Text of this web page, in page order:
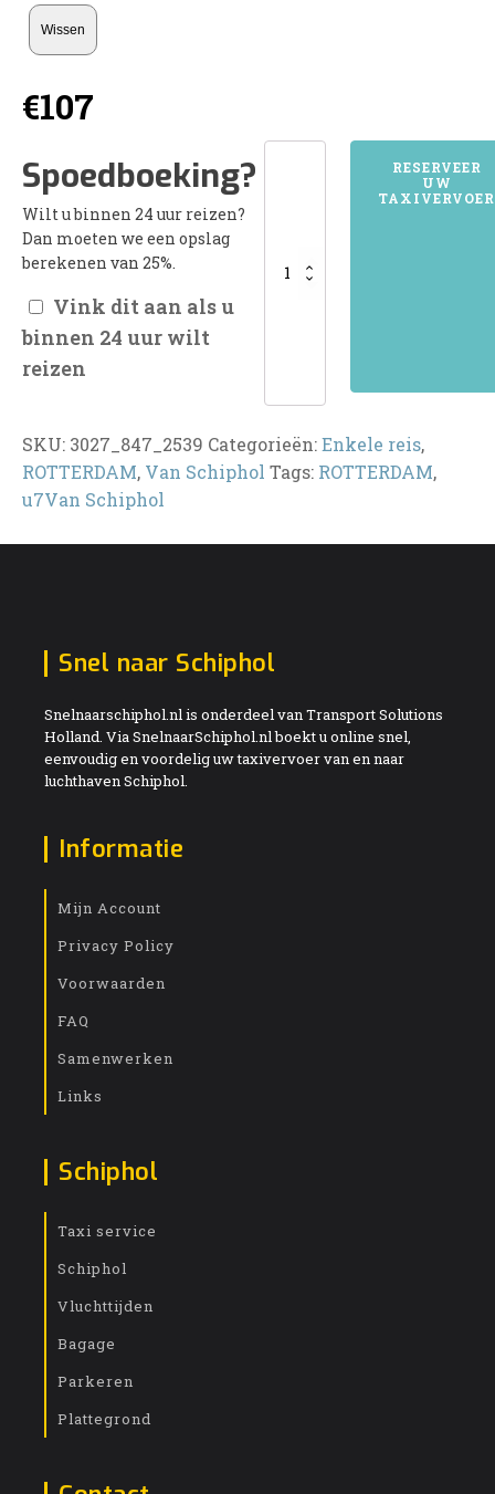
Wissen
€107
Spoedboeking?
Wilt u binnen 24 uur reizen?
Dan moeten we een opslag
berekenen van 25%.
Vink dit aan als u
binnen 24 uur wilt
reizen
3027ROTTERDAMRESERVEER
UW
TAXIVERVOER
SKU: 3027_847_2539 Categorieën:Enkele reis,
ROTTERDAM, Van Schiphol Tags: ROTTERDAM,
u7Van Schiphol
Snel naar Schiphol
Snelnaarschiphol.nl is onderdeel van Transport Solutions
Holland. Via SnelnaarSchiphol.nl boekt u online snel,
eenvoudig en voordelig uw taxivervoer van en naar
luchthaven Schiphol.
Informatie
Mijn Account
Privacy Policy
Voorwaarden
FAQ
Samenwerken
Links
Schiphol
Taxi service
Schiphol
Vluchttijden
Bagage
Parkeren
Plattegrond